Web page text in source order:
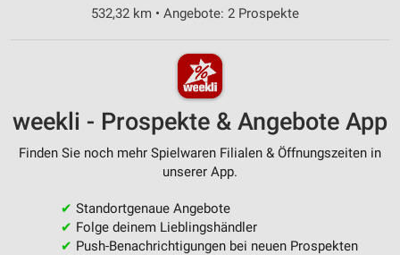
532,32 km • Angebote: 2 Prospekte
weekli - Prospekte & Angebote App
Finden Sie noch mehr Spielwaren Filialen & Öffnungszeiten in
unserer App.
✔ Standortgenaue Angebote
✔ Folge deinem Lieblingshändler
✔ Push-Benachrichtigungen bei neuen Prospekten